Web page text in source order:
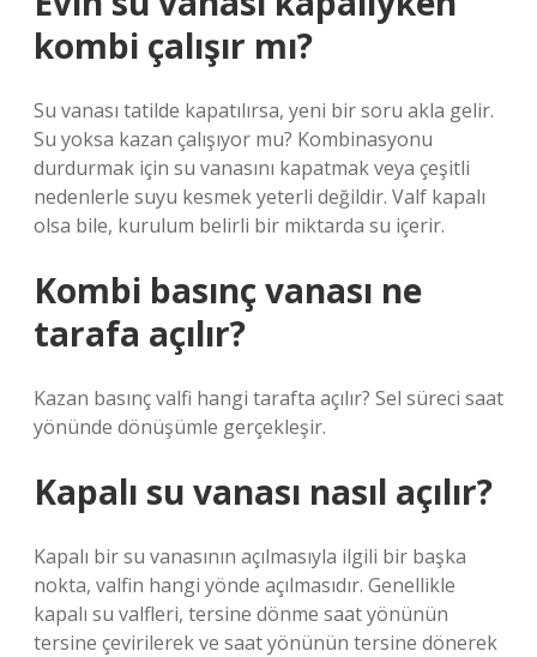
kombi çalışır mı?
Su vanası tatilde kapatılırsa, yeni bir soru akla gelir.
Su yoksa kazan çalışıyor mu? Kombinasyonu
durdurmak için su vanasını kapatmak veya çeşitli
nedenlerle suyu kesmek yeterli değildir. Valf kapalı
olsa bile, kurulum belirli bir miktarda su içerir.
Kombi basınç vanası ne
tarafa açılır?
Kazan basınç valfi hangi tarafta açılır? Sel süreci saat
yönünde dönüşümle gerçekleşir.
Kapalı su vanası nasıl açılır?
Kapalı bir su vanasının açılmasıyla ilgili bir başka
nokta, valfin hangi yönde açılmasıdır. Genellikle
kapalı su valfleri, tersine dönme saat yönünün
tersine çevirilerek ve saat yönünün tersine dönerek